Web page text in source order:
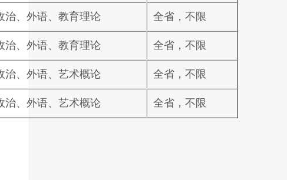
治、外语、教育理论 全省，不限
治、外语、教育理论 全省，不限
治、外语、艺术概论 全省，不限
治、外语、艺术概论 全省，不限